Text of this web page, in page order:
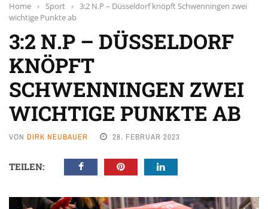
Home › Sport › 3:2 N.P – Düsseldorf knöpft Schwenningen zwei
wichtige Punkte ab
3:2 N.P – DÜSSELDORF
KNÖPFT
SCHWENNINGEN ZWEI
WICHTIGE PUNKTE AB
VON DIRK NEUBAUER 28. FEBRUAR 2023
TEILEN: